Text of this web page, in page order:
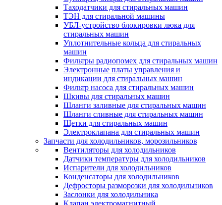
Таходатчики для стиральных машин
ТЭН для стиральной машины
УБЛ-устройство блокировки люка для
стиральных машин
Уплотнительные кольца для стиральных
машин
Фильтры радиопомех для стиральных машин
Электронные платы управления и
индикации для стиральных машин
Фильтр насоса для стиральных машин
Шкивы для стиральных машин
Шланги заливные для стиральных машин
Шланги сливные для стиральных машин
Щетки для стиральных машин
Электроклапана для стиральных машин
Запчасти для холодильников, морозильников
Вентиляторы для холодильников
Датчики температуры для холодильников
Испарители для холодильников
Конденсаторы для холодильников
Дефросторы разморозки для холодильников
Заслонки для холодильника
Клапан электромагнитный